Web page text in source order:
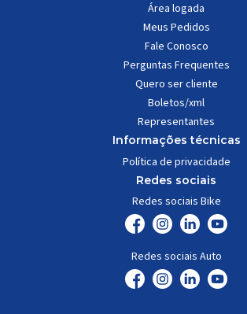
Área logada
Meus Pedidos
Fale Conosco
Perguntas Frequentes
Quero ser cliente
Boletos/xml
Representantes
Informações técnicas
Política de privacidade
Redes sociais
Redes sociais Bike
Redes sociais Auto